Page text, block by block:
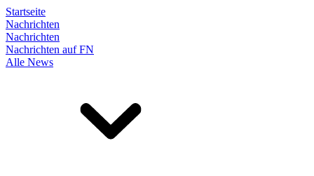
Startseite
Nachrichten
Nachrichten
Nachrichten auf FN
Alle News